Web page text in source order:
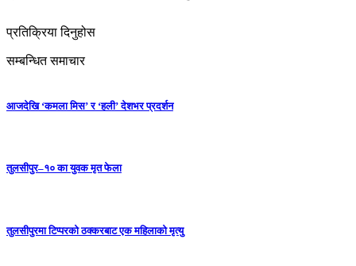
प्रतिक्रिया दिनुहोस
सम्बन्धित समाचार
आजदेखि ‘कमला मिस’ र ‘हली’ देशभर प्रदर्शन
तुलसीपुर–१० का युवक मृत फेला
तुलसीपुरमा टिप्परको ठक्करबाट एक महिलाको मृत्यु